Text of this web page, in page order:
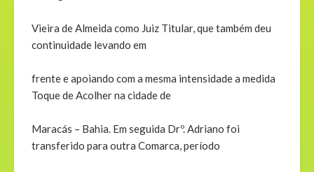
Vieira de Almeida como Juiz Titular, que também deu
continuidade levando em
frente e apoiando com a mesma intensidade a medida
Toque de Acolher na cidade de
Maracás – Bahia. Em seguida Drº. Adriano foi
transferido para outra Comarca, período